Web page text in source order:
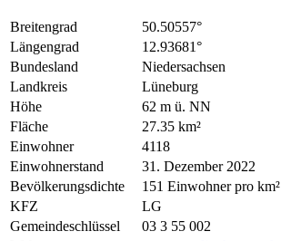
Breitengrad
50.50557°
Längengrad
12.93681°
Bundesland
Niedersachsen
Landkreis
Lüneburg
Höhe
62 m ü. NN
Fläche
27.35 km²
Einwohner
4118
Einwohnerstand
31. Dezember 2022
Bevölkerungsdichte
151 Einwohner pro km²
KFZ
LG
Gemeindeschlüssel
03 3 55 002